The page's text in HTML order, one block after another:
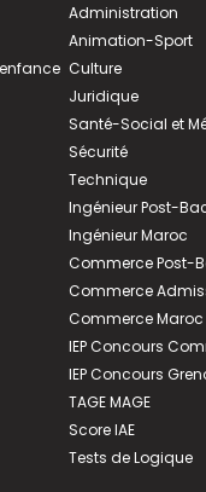
Administration
Animation-Sport
Culture
Juridique
Santé-Social et
Sécurité
Technique
Ingénieur Post-
Ingénieur Maroc
Commerce Post-
Commerce
Commerce Maroc
IEP Concours
IEP Concours
TAGE MAGE
Score IAE
Tests de Logique